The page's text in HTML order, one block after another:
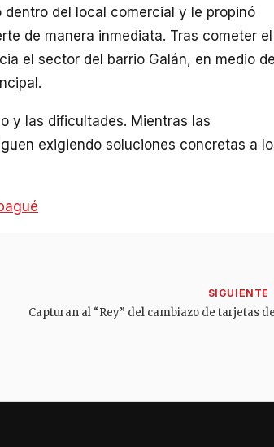
del local comercial y le propinó
de manera inmediata. Tras cometer el
el sector del barrio Galán, en medio de
y las dificultades. Mientras las
exigiendo soluciones concretas a